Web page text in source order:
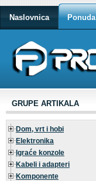
Naslovnica Ponuda
GRUPE ARTIKALA
Dom, vrt i hobi
Elektronika
Igraće konzole
Kabeli i adapteri
Komponente